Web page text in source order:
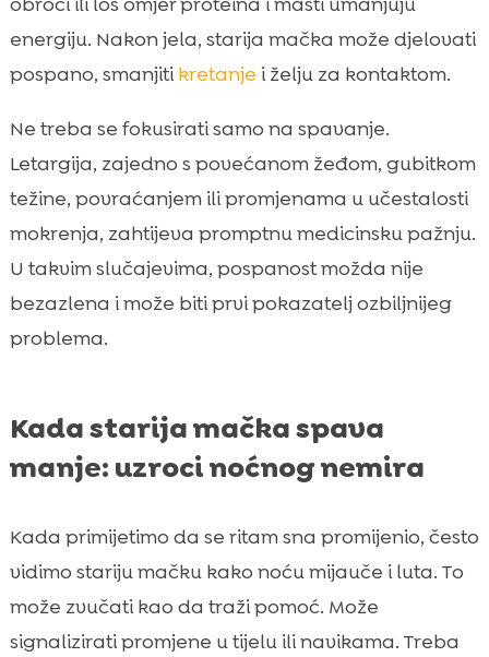
energiju. Nakon jela, starija mačka može djelovati
pospano, smanjitikretanje i želju za kontaktom.
Ne treba se fokusirati samo na spavanje.
Letargija, zajedno s povećanom žeđom, gubitkom
težine, povraćanjem ili promjenama u učestalosti
mokrenja, zahtijeva promptnu medicinsku pažnju.
U takvim slučajevima, pospanost možda nije
bezazlena i može biti prvi pokazatelj ozbiljnijeg
problema.
Kada starija mačka spava
manje: uzroci noćnog nemira
Kada primijetimo da se ritam sna promijenio, često
vidimo stariju mačku kako noću mijauče i luta. To
može zvučati kao da traži pomoć. Može
signalizirati promjene u tijelu ili navikama. Treba